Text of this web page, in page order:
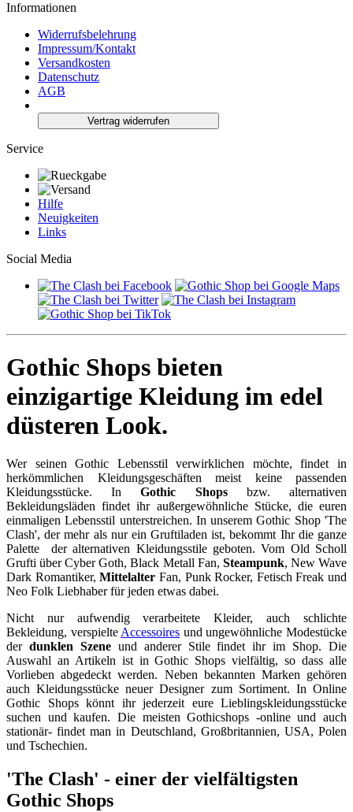
Informationen
Widerrufsbelehrung
Impressum/Kontakt
Versandkosten
Datenschutz
AGB
Vertrag widerrufen
Service
Hilfe
Neuigkeiten
Links
Social Media
Gothic Shops bieten
einzigartige Kleidung im edel
düsteren Look.
Wer seinen Gothic Lebensstil verwirklichen möchte, findet in
herkömmlichen Kleidungsgeschäften meist keine passenden
Kleidungsstücke. InGothic Shopsbzw. alternativen
Bekleidungsläden findet ihr außergewöhnliche Stücke, die euren
einmaligen Lebensstil unterstreichen. In unserem Gothic Shop 'The
Clash', der mehr als nur ein Gruftiladen ist, bekommt Ihr die ganze
Palette der alternativen Kleidungsstile geboten. Vom Old Scholl
Grufti über Cyber Goth, Black Metall Fan, Steampunk, New Wave
Dark Romantiker,Mittelalter Fan, Punk Rocker, Fetisch Freak und
Neo Folk Liebhaber für jeden etwas dabei.
Nicht nur aufwendig verarbeitete Kleider, auch schlichte
Bekleidung, verspielte Accessoires und ungewöhnliche Modestücke
der dunklen Szeneund anderer Stile findet ihr im Shop. Die
Auswahl an Artikeln ist in Gothic Shops vielfältig, so dass alle
Vorlieben abgedeckt werden. Neben bekannten Marken gehören
auch Kleidungsstücke neuer Designer zum Sortiment. In Online
Gothic Shops könnt ihr jederzeit eure Lieblingskleidungsstücke
suchen und kaufen. Die meisten Gothicshops -online und auch
stationär- findet man in Deutschland, Großbritannien, USA, Polen
und Tschechien.
'The Clash' - einer der vielfältigsten
Gothic Shops